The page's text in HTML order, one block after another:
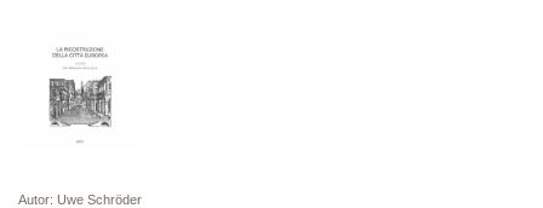
Autor: Uwe Schröder